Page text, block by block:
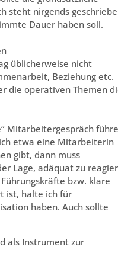
steht nirgends
Dauer haben soll.
üblicherweise nicht
Beziehung etc.
die operativen Themen
Mitarbeitergespräch
etwa eine Mitarbeiterin
gibt, dann muss
Lage, adäquat zu
bzw. klare
ist, halte ich für
haben. Auch sollte
als Instrument zur